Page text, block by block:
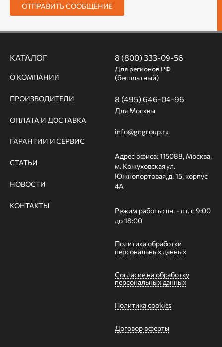
ОТПРАВИТЬ СООБЩЕНИЕ
КАТАЛОГ
О КОМПАНИИ
ПРОИЗВОДИТЕЛИ
ОПЛАТА И ДОСТАВКА
ГАРАНТИИ И СЕРВИС
СТАТЬИ
НОВОСТИ
КОНТАКТЫ
8 (800) 333-09-56
Для регионов РФ
(бесплатный)
8 (495) 646-04-96
Для Москвы
info@gngroup.ru
Адрес офиса: 115088, Москва,
м. Кожуховская ул.
Южнопортовая, д. 15, корпус
4А
Режим работы: пн. - пт. с 9:00
до 18:00
Политика обработки
персональных данных
Согласие на обработку
персональных данных
Политика cookies
Договор оферты